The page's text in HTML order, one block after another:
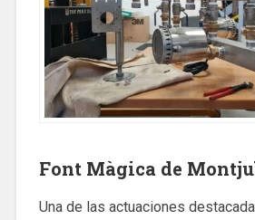
Font Màgica de
Una de las actuaciones